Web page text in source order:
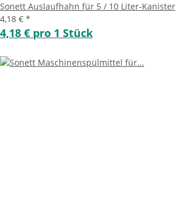
Sonett Auslaufhahn für 5 / 10 Liter-Kanister
4,18 € *
4,18 € pro 1 Stück